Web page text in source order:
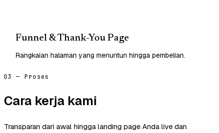
Funnel & Thank-You Page
Rangkaian halaman yang menuntun hingga pembelian.
03 — Proses
Cara kerja kami
Transparan dari awal hingga landing page Anda live dan